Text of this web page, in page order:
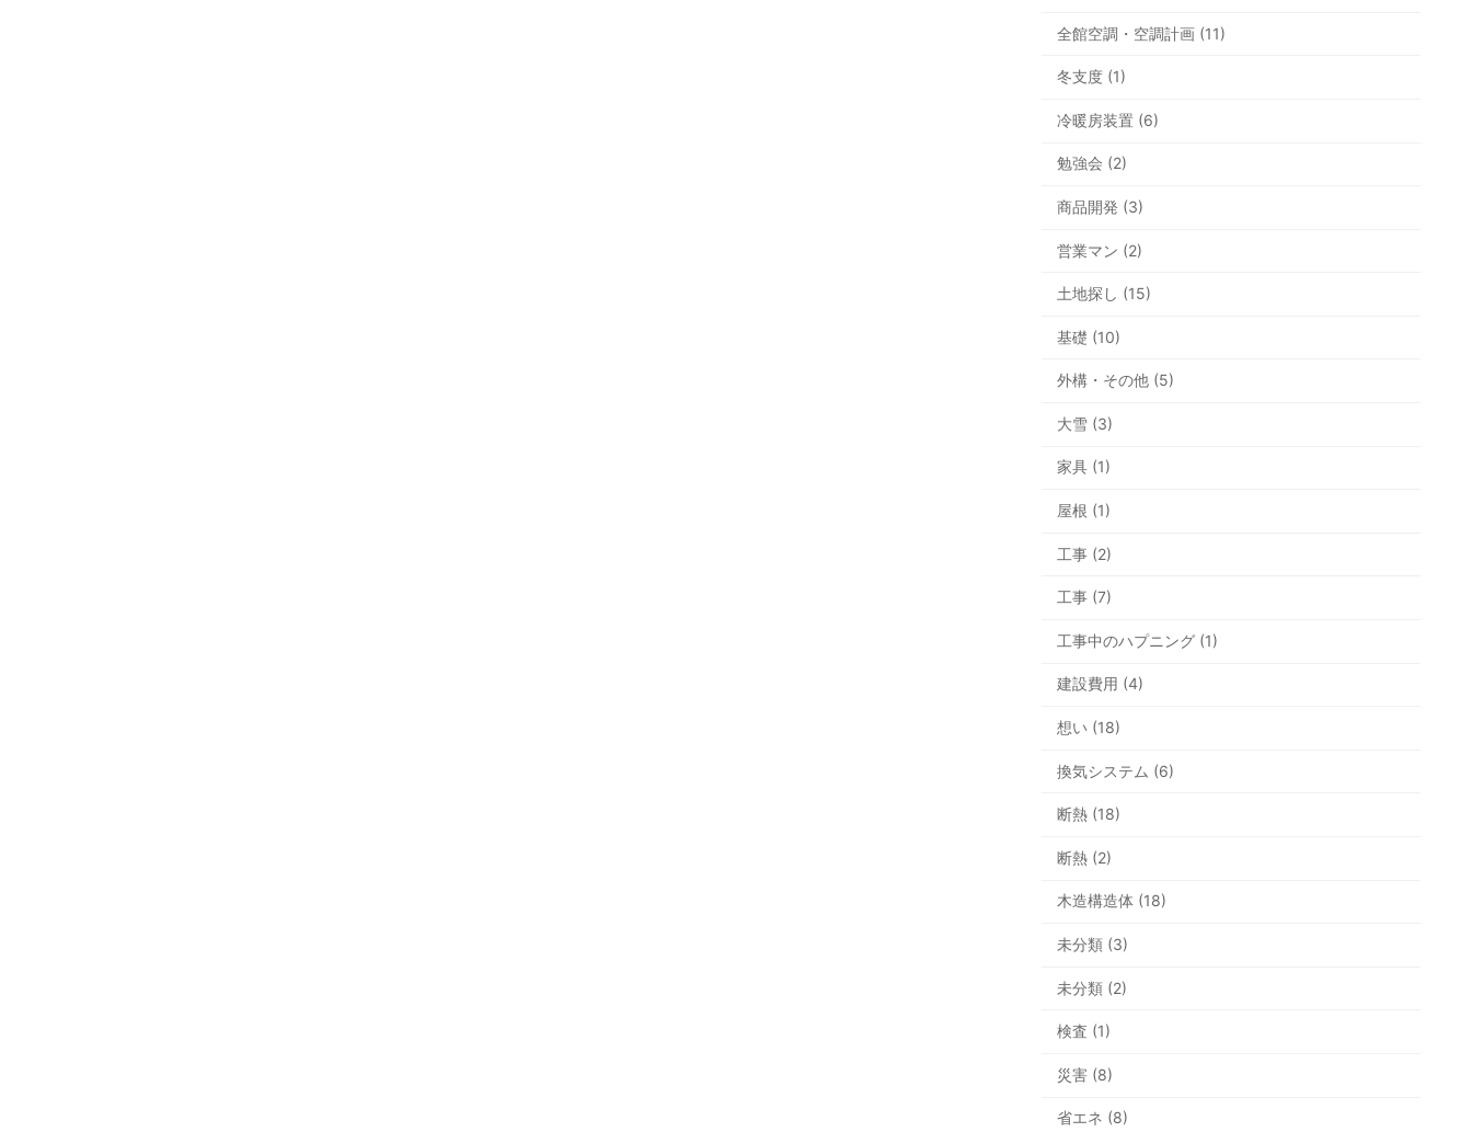
全館空調・空調計画 (11)
冬支度 (1)
冷暖房装置 (6)
勉強会 (2)
商品開発 (3)
営業マン (2)
土地探し (15)
基礎 (10)
外構・その他 (5)
大雪 (3)
家具 (1)
屋根 (1)
工事 (2)
工事 (7)
工事中のハプニング (1)
建設費用 (4)
想い (18)
換気システム (6)
断熱 (18)
断熱 (2)
木造構造体 (18)
未分類 (3)
未分類 (2)
検査 (1)
災害 (8)
省エネ (8)